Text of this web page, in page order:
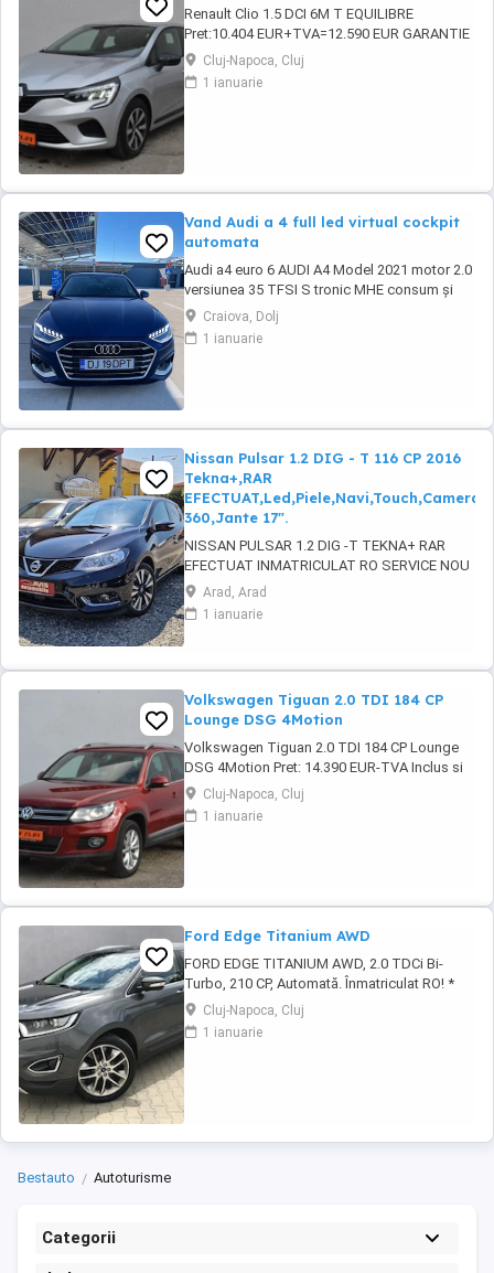
Renault Clio 1.5 DCI 6M T EQUILIBRE
Pret:10.404 EUR+TVA=12.590 EUR GARANTIE
TEHNICA: 12 luni sau 20.000 km inclusa in
pret! Posibilitate extindere garantie tehnica
pana la 36 luni, fara limita de kilometri (cost
Cluj-Napoca, Cluj
1 ianuarie
Vand Audi a 4 full led virtual cockpit
automata
Audi a4 euro 6 AUDI A4 Model 2021 motor 2.0
versiunea 35 TFSI S tronic MHE consum și
impozit redus * Cutie automată S-Tronic *
Start Stop * Audi Preesense ( franare de
urgenta) * Bord digital * Navigatie echipata cu
Craiova, Dolj
1 ianuarie
Nissan Pulsar 1.2 DIG - T 116 CP 2016
Tekna+,RAR
EFECTUAT,Led,Piele,Navi,Touch,Camera
360,Jante 17".
NISSAN PULSAR 1.2 DIG -T TEKNA+ RAR
EFECTUAT INMATRICULAT RO SERVICE NOU
EFECTUAT 2016, 166.000 km, 85-116 KW-CP
MOTOR IN 4 PISTOANE. ABS, ESP, EPC,
servotronic, START-STOP motor ( ECO
Arad, Arad
1 ianuarie
Volkswagen Tiguan 2.0 TDI 184 CP
Lounge DSG 4Motion
Volkswagen Tiguan 2.0 TDI 184 CP Lounge
DSG 4Motion Pret: 14.390 EUR-TVA Inclus si
nedeductibil! GARANTIE TEHNICA: 12luni sau
20.000km inclusa in pret! Posibilitate de
acordare garantie tehnica pe o perioada de
Cluj-Napoca, Cluj
1 ianuarie
Ford Edge Titanium AWD
FORD EDGE TITANIUM AWD, 2.0 TDCi Bi-
Turbo, 210 CP, Automată. Înmatriculat RO! *
Disponibil în rate prin credit pe o perioadă de
1-5 ani. Vanzare in regim de consignatie
direct de la proprietar persoana fizica ! * Țara
Cluj-Napoca, Cluj
1 ianuarie
Bestauto Autoturisme
Categorii